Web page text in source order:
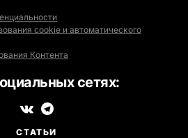
cookie и автоматического
Контента
сетях:
СТАТЬИ